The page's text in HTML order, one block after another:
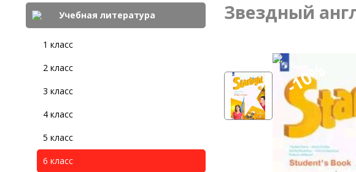
Учебная литература
1 класс
2 класс
3 класс
4 класс
5 класс
6 класс
Звездный
-10%